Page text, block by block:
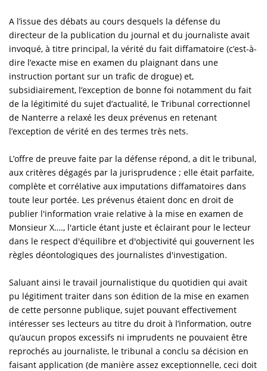
A l’issue des débats au cours desquels la défense du
directeur de la publication du journal et du journaliste avait
invoqué, à titre principal, la vérité du fait diffamatoire (c’est-à-
dire l’exacte mise en examen du plaignant dans une
instruction portant sur un trafic de drogue) et,
subsidiairement, l’exception de bonne foi notamment du fait
de la légitimité du sujet d’actualité, le Tribunal correctionnel
de Nanterre a relaxé les deux prévenus en retenant
l’exception de vérité en des termes très nets.
L’offre de preuve faite par la défense répond, a dit le tribunal,
aux critères dégagés par la jurisprudence ; elle était parfaite,
complète et corrélative aux imputations diffamatoires dans
toute leur portée. Les prévenus étaient donc en droit de
publier l'information vraie relative à la mise en examen de
Monsieur X…., l'article étant juste et éclairant pour le lecteur
dans le respect d'équilibre et d'objectivité qui gouvernent les
règles déontologiques des journalistes d'investigation.
Saluant ainsi le travail journalistique du quotidien qui avait
pu légitiment traiter dans son édition de la mise en examen
de cette personne publique, sujet pouvant effectivement
intéresser ses lecteurs au titre du droit à l’information, outre
qu’aucun propos excessifs ni imprudents ne pouvaient être
reprochés au journaliste, le tribunal a conclu sa décision en
faisant application (de manière assez exceptionnelle, ceci doit